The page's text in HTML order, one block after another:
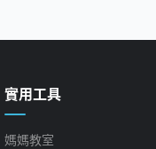
實用工具
媽媽教室